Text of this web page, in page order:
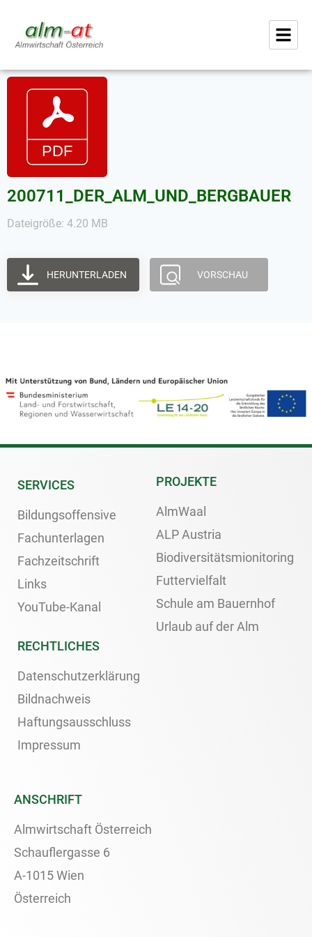
200711_DER_ALM_UND_BERGBAUER
Dateigröße: 4.20 MB
HERUNTERLADEN VORSCHAU
SERVICES
Bildungsoffensive
Fachunterlagen
Fachzeitschrift
Links
YouTube-Kanal
PROJEKTE
AlmWaal
ALP Austria
Biodiversitätsmionitoring
Futtervielfalt
Schule am Bauernhof
Urlaub auf der Alm
RECHTLICHES
Datenschutzerklärung
Bildnachweis
Haftungsausschluss
Impressum
ANSCHRIFT
Almwirtschaft Österreich
Schauflergasse 6
A-1015 Wien
Österreich